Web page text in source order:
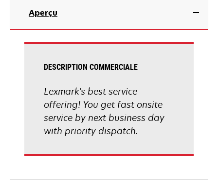
Aperçu
DESCRIPTION COMMERCIALE
Lexmark's best service
offering! You get fast onsite
service by next business day
with priority dispatch.